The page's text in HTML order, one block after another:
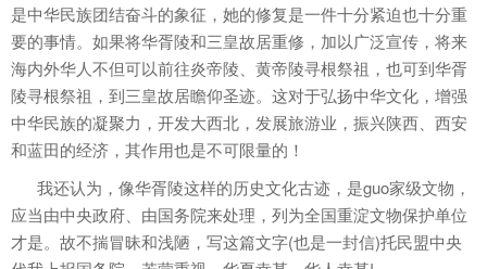
是中华民族团结奋斗的象征，她的修复是一件十分紧迫也十分重
要的事情。如果将华胥陵和三皇故居重修，加以广泛宣传，将来
海内外华人不但可以前往炎帝陵、黄帝陵寻根祭祖，也可到华胥
陵寻根祭祖，到三皇故居瞻仰圣迹。这对于弘扬中华文化，增强
中华民族的凝聚力，开发大西北，发展旅游业，振兴陕西、西安
和蓝田的经济，其作用也是不可限量的！
我还认为，像华胥陵这样的历史文化古迹，是guo家级文物，
应当由中央政府、由国务院来处理，列为全国重淀文物保护单位
才是。故不揣冒昧和浅陋，写这篇文字(也是一封信)托民盟中央